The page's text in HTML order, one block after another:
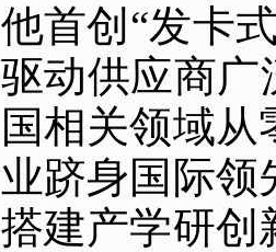
他首创“发卡
驱动供应商广
国相关领域
业跻身国际领
搭建产学研创